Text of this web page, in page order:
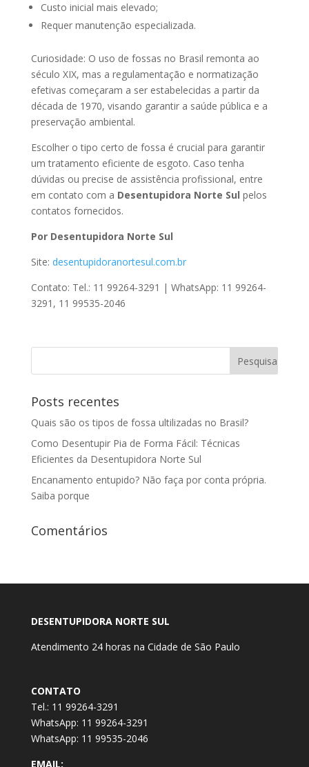
Custo inicial mais elevado;
Requer manutenção especializada.
Curiosidade: O uso de fossas no Brasil remonta ao
século XIX, mas a regulamentação e normatização
efetivas começaram a ser estabelecidas a partir da
década de 1970, visando garantir a saúde pública e a
preservação ambiental.
Escolher o tipo certo de fossa é crucial para garantir
um tratamento eficiente de esgoto. Caso tenha
dúvidas ou precise de assistência profissional, entre
em contato com a Desentupidora Norte Sul pelos
contatos fornecidos.
Por Desentupidora Norte Sul
Site: desentupidoranortesul.com.br
Contato: Tel.: 11 99264-3291 | WhatsApp: 11 99264-
3291, 11 99535-2046
Posts recentes
Quais são os tipos de fossa ultilizadas no Brasil?
Como Desentupir Pia de Forma Fácil: Técnicas
Eficientes da Desentupidora Norte Sul
Encanamento entupido? Não faça por conta própria.
Saiba porque
Comentários
DESENTUPIDORA NORTE SUL
Atendimento 24 horas na Cidade de São Paulo
CONTATO
Tel.: 11 99264-3291
WhatsApp: 11 99264-3291
WhatsApp: 11 99535-2046
EMAIL: